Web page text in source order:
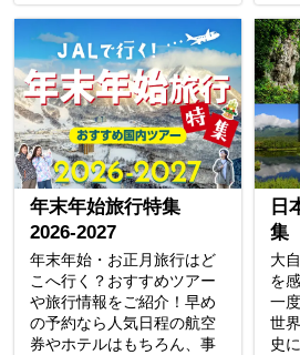
年末年始旅行特集
2026-2027
年末年始・お正月旅行はど
こへ行く？おすすめツアー
や旅行情報をご紹介！早め
の予約なら人気日程の航空
券やホテルはもちろん、事
日
集
大
を
一
世
史